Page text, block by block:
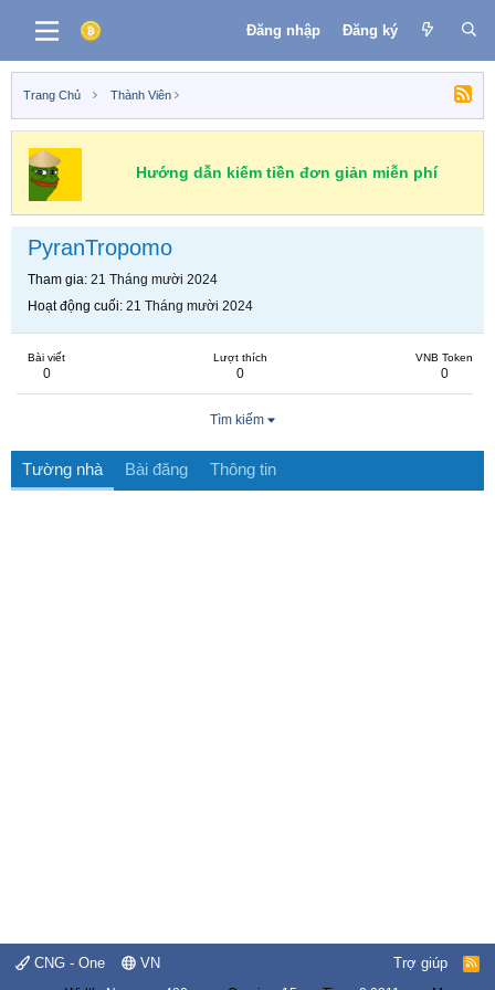
Đăng nhập Đăng ký
Trang Chủ Thành Viên
Hướng dẫn kiếm tiền đơn giản miễn phí
PyranTropomo
Tham gia 21 Tháng mười 2024
Hoạt động cuối 21 Tháng mười 2024
Bài viết
0
Lượt thích
0
VNB Token
0
Tìm kiếm
Tường nhà Bài đăng Thông tin
CNG - One VN Trợ giúp
R